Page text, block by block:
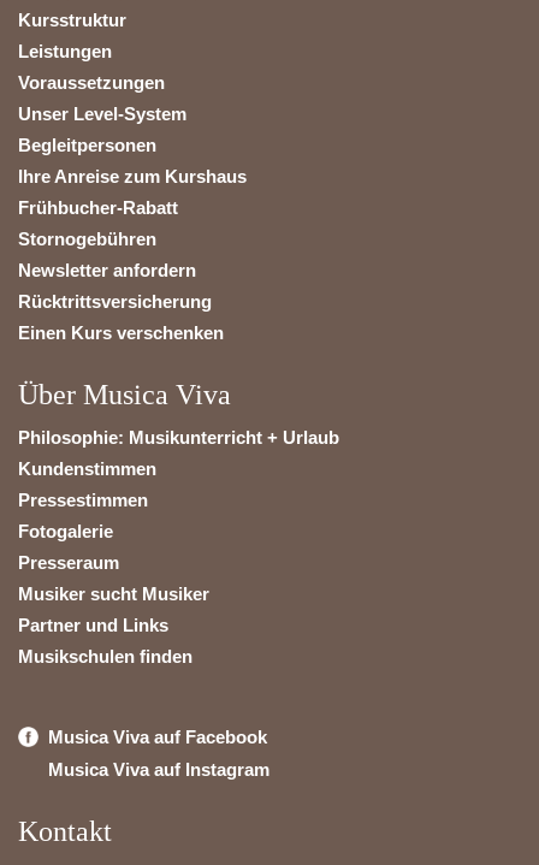
Kursstruktur
Leistungen
Voraussetzungen
Unser Level-System
Begleitpersonen
Ihre Anreise zum Kurshaus
Frühbucher-Rabatt
Stornogebühren
Newsletter anfordern
Rücktrittsversicherung
Einen Kurs verschenken
Über Musica Viva
Philosophie: Musikunterricht + Urlaub
Kundenstimmen
Pressestimmen
Fotogalerie
Presseraum
Musiker sucht Musiker
Partner und Links
Musikschulen finden
Musica Viva auf Facebook
Musica Viva auf Instagram
Kontakt